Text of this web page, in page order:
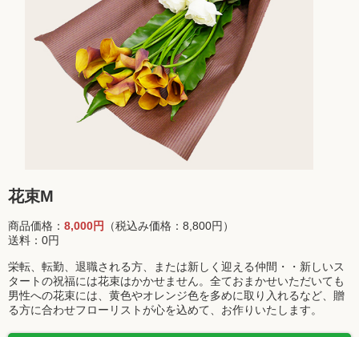
花束M
商品価格： 8,000円
（税込み価格：8,800円）
送料：0円
栄転、転勤、退職される方、または新しく迎える仲間・・新しいス
タートの祝福には花束はかかせません。全ておまかせいただいても
男性への花束には、黄色やオレンジ色を多めに取り入れるなど、贈
る方に合わせフローリストが心を込めて、お作りいたします。